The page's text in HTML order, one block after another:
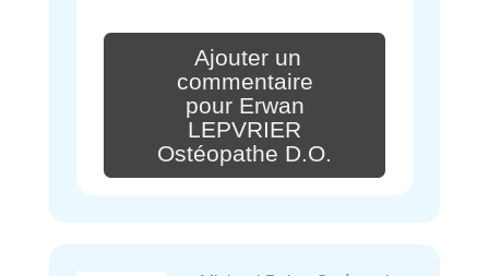
Ajouter un
commentaire
pour Erwan
LEPVRIER
Ostéopathe D.O.